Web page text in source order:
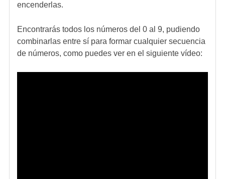
encenderlas.
Encontrarás todos los números del 0 al 9, pudiendo
combinarlas entre sí para formar cualquier secuencia
de números, como puedes ver en el siguiente vídeo: